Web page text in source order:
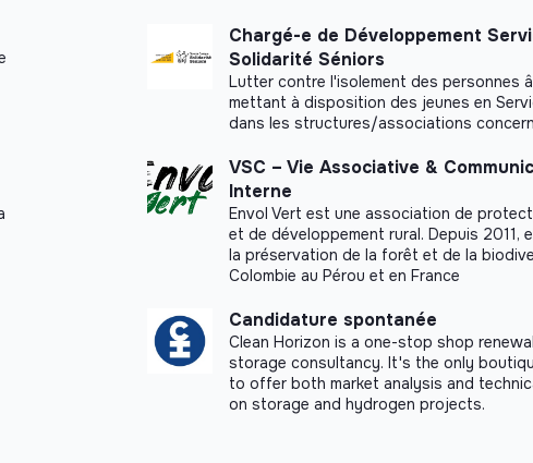
Chargé-e de Développement
Solidarité Séniors
Lutter contre l'isolement des personnes
mettant à disposition des jeunes en
dans les structures/associations
VSC – Vie Associative &
Interne
Envol Vert est une association de
et de développement rural. Depuis 2011,
la préservation de la forêt et de la
Colombie au Pérou et en France
Candidature spontanée
Clean Horizon is a one-stop shop
storage consultancy. It's the only
to offer both market analysis and
on storage and hydrogen projects.